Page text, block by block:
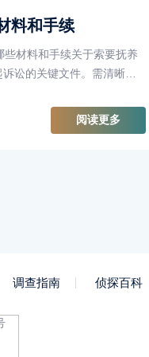
料和手续
材料和手续关于索要抚养
讼的关键文件。需清晰明
阅读更多
调查指南 侦探百科